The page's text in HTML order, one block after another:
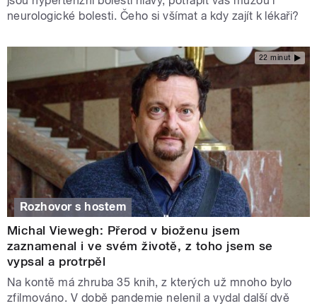
neurologické bolesti. Čeho si všímat a kdy zajít k lékaři?
22 minut
Rozhovor s hostem
Michal Viewegh: Přerod v bioženu jsem
zaznamenal i ve svém životě, z toho jsem se
vypsal a protrpěl
Na kontě má zhruba 35 knih, z kterých už mnoho bylo
zfilmováno. V době pandemie nelenil a vydal další dvě